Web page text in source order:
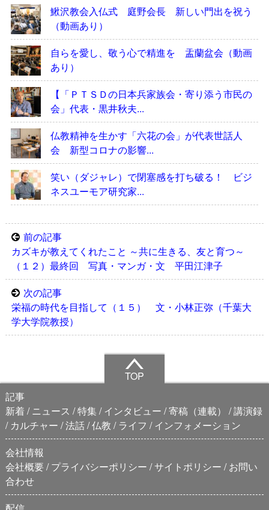
鰍沢教会入仏式 庭野会長 新しい門出を祝う
（動画あり）
自らを愛し、敬う心で精進を 盂蘭盆会（動画
あり）
【「ＰＴＳＤの日本兵家族会・寄り添う市民の
会」代表・黒井秋夫...
仏教精神を生かす「六花の会」が代表世話人
会 新型コロナの影響...
笑い（ダジャレ）で閉塞感を打ち破る！ ビジ
ネスユーモア研究家...
前の記事
カズキが教えてくれたこと ～共に生きる、友と育つ～
（１２）最終回 写真・マンガ・文 平田江津子
次の記事
栄福の時代を目指して（１５） 文・小林正弥（千葉大
学大学院教授）
TOP
記事
新着
ニュース 特集 インタビュー 寄稿（連載）
講演録
カルチャー 法話 仏教 ライフ
インフォメーション
会社情報
会社概要 プライバシーポリシー サイトポリシー
お問い
合わせ